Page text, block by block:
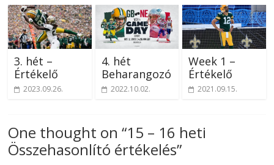
3. hét –
Értékelő
2023.09.26.
4. hét
Beharangozó
2022.10.02.
Week 1 –
Értékelő
2021.09.15.
One thought on “15 – 16 heti
Összehasonlító értékelés”